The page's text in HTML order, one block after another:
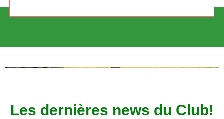
Les dernières news du Club!